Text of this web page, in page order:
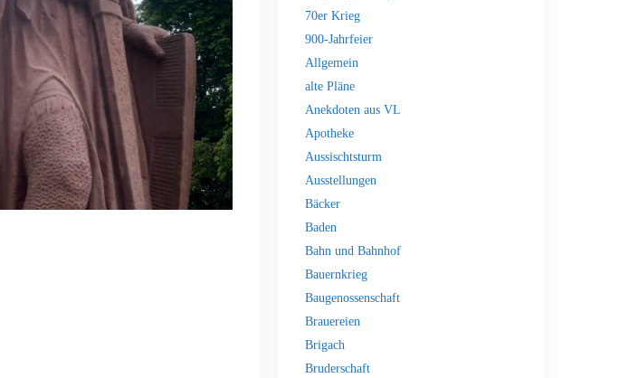
70er Krieg
900-Jahrfeier
Allgemein
alte Pläne
Anekdoten aus VL
Apotheke
Aussischtsturm
Ausstellungen
Bäcker
Baden
Bahn und Bahnhof
Bauernkrieg
Baugenossenschaft
Brauereien
Brigach
Bruderschaft